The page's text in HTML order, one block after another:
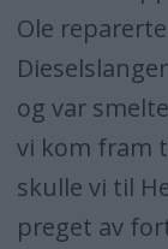
Ole
og var
vi kom fram
skulle vi til
preget av